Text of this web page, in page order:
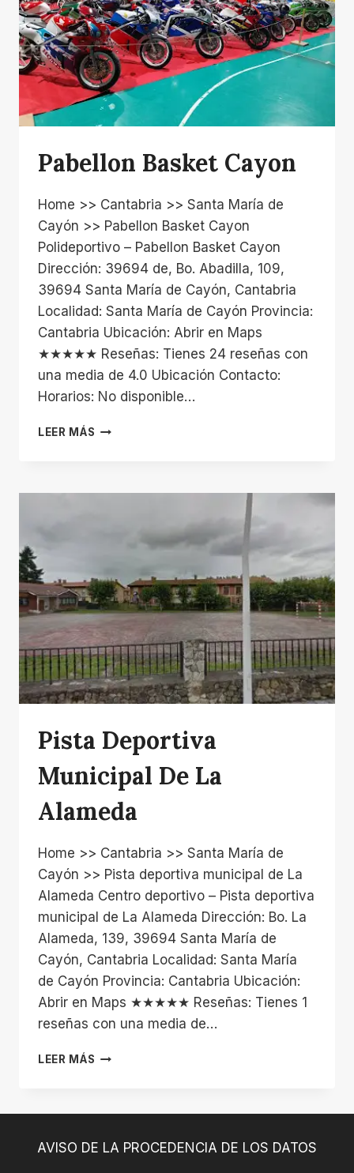
Pabellon Basket Cayon
Home >> Cantabria >> Santa María de
Cayón >> Pabellon Basket Cayon
Polideportivo – Pabellon Basket Cayon
Dirección: 39694 de, Bo. Abadilla, 109,
39694 Santa María de Cayón, Cantabria
Localidad: Santa María de Cayón Provincia:
Cantabria Ubicación: Abrir en Maps
★★★★★ Reseñas: Tienes 24 reseñas con
una media de 4.0 Ubicación Contacto:
Horarios: No disponible…
LEER MÁS PABELLON
Pista Deportiva
Municipal De La
Alameda
Home >> Cantabria >> Santa María de
Cayón >> Pista deportiva municipal de La
Alameda Centro deportivo – Pista deportiva
municipal de La Alameda Dirección: Bo. La
Alameda, 139, 39694 Santa María de
Cayón, Cantabria Localidad: Santa María
de Cayón Provincia: Cantabria Ubicación:
Abrir en Maps ★★★★★ Reseñas: Tienes 1
reseñas con una media de…
LEER MÁS PISTA
AVISO DE LA PROCEDENCIA DE LOS DATOS